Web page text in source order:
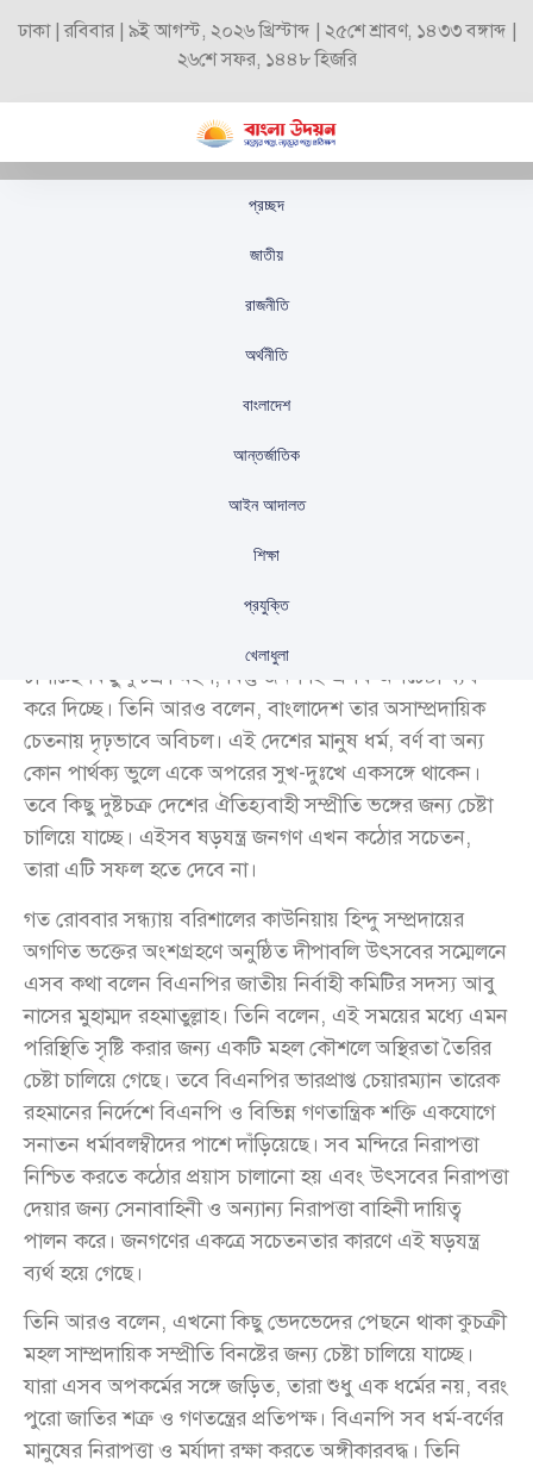
ঢাকা | রবিবার | ৯ই আগস্ট, ২০২৬ খ্রিস্টাব্দ | ২৫শে শ্রাবণ, ১৪৩৩ বঙ্গাব্দ |
২৬শে সফর, ১৪৪৮ হিজরি
প্রচ্ছদ
জাতীয়
রাজনীতি
অর্থনীতি
বাংলাদেশ
আন্তর্জাতিক
আইন আদালত
শিক্ষা
প্রযুক্তি
খেলাধুলা
জনগণ সাম্প্রদায়িক ষড়যন্ত্র
ব্যর্থ করে দিয়েছে
প্রকাশিতঃঅক্টোবর ২০, ২০২৫
দেশে সব ধরনের সাম্প্রদায়িক সম্প্রীতি বিনষ্টের জন্য ষড়যন্ত্র
চালাচ্ছে কিছু কুচক্রী মহল, কিন্তু জনগণই এসব অপচেষ্টা ব্যর্থ
করে দিচ্ছে। তিনি আরও বলেন, বাংলাদেশ তার অসাম্প্রদায়িক
চেতনায় দৃঢ়ভাবে অবিচল। এই দেশের মানুষ ধর্ম, বর্ণ বা অন্য
কোন পার্থক্য ভুলে একে অপরের সুখ-দুঃখে একসঙ্গে থাকেন।
তবে কিছু দুষ্টচক্র দেশের ঐতিহ্যবাহী সম্প্রীতি ভঙ্গের জন্য চেষ্টা
চালিয়ে যাচ্ছে। এইসব ষড়যন্ত্র জনগণ এখন কঠোর সচেতন,
তারা এটি সফল হতে দেবে না।
গত রোববার সন্ধ্যায় বরিশালের কাউনিয়ায় হিন্দু সম্প্রদায়ের
অগণিত ভক্তের অংশগ্রহণে অনুষ্ঠিত দীপাবলি উৎসবের সম্মেলনে
এসব কথা বলেন বিএনপির জাতীয় নির্বাহী কমিটির সদস্য আবু
নাসের মুহাম্মদ রহমাতুল্লাহ। তিনি বলেন, এই সময়ের মধ্যে এমন
পরিস্থিতি সৃষ্টি করার জন্য একটি মহল কৌশলে অস্থিরতা তৈরির
চেষ্টা চালিয়ে গেছে। তবে বিএনপির ভারপ্রাপ্ত চেয়ারম্যান তারেক
রহমানের নির্দেশে বিএনপি ও বিভিন্ন গণতান্ত্রিক শক্তি একযোগে
সনাতন ধর্মাবলম্বীদের পাশে দাঁড়িয়েছে। সব মন্দিরে নিরাপত্তা
নিশ্চিত করতে কঠোর প্রয়াস চালানো হয় এবং উৎসবের নিরাপত্তা
দেয়ার জন্য সেনাবাহিনী ও অন্যান্য নিরাপত্তা বাহিনী দায়িত্ব
পালন করে। জনগণের একত্রে সচেতনতার কারণে এই ষড়যন্ত্র
ব্যর্থ হয়ে গেছে।
তিনি আরও বলেন, এখনো কিছু ভেদভেদের পেছনে থাকা কুচক্রী
মহল সাম্প্রদায়িক সম্প্রীতি বিনষ্টের জন্য চেষ্টা চালিয়ে যাচ্ছে।
যারা এসব অপকর্মের সঙ্গে জড়িত, তারা শুধু এক ধর্মের নয়, বরং
পুরো জাতির শত্রু ও গণতন্ত্রের প্রতিপক্ষ। বিএনপি সব ধর্ম-বর্ণের
মানুষের নিরাপত্তা ও মর্যাদা রক্ষা করতে অঙ্গীকারবদ্ধ। তিনি